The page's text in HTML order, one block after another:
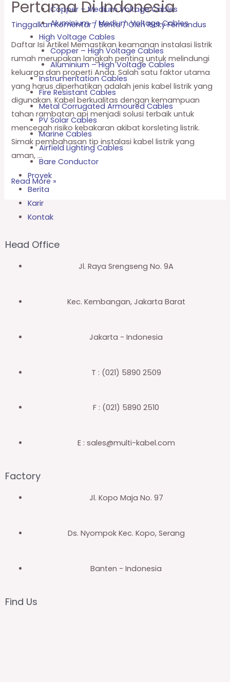
Copper – Medium Voltage Cables
Aluminium – Medium Voltage Cables
High Voltage Cables
Copper – High Voltage Cables
Aluminium – High Voltage Cables
Instrumentation Cables
Fire Resistant Cables
Metal Corrugated Armoured Cables
PV Solar Cables
Marine Cables
Airfield Lighting Cables
Bare Conductor
Proyek
Berita
Karir
Kontak
Pertama Di Indonesia
Tinggalkan Komentar /Berita/ OlehRicky Fernandus
Daftar Isi Artikel Memastikan keamanan instalasi listrik
rumah merupakan langkah penting untuk melindungi
keluarga dan properti Anda. Salah satu faktor utama
yang harus diperhatikan adalah jenis kabel listrik yang
digunakan. Kabel berkualitas dengan kemampuan
tahan rambatan api menjadi solusi terbaik untuk
mencegah risiko kebakaran akibat korsleting listrik.
Simak pembahasan tip instalasi kabel listrik yang
aman, …
Read More »
Head Office
Jl. Raya Srengseng No. 9A
Kec. Kembangan, Jakarta Barat
Jakarta - Indonesia
T : (021) 5890 2509
F : (021) 5890 2510
E : sales@multi-kabel.com
Factory
Jl. Kopo Maja No. 97
Ds. Nyompok Kec. Kopo, Serang
Banten - Indonesia
Find Us